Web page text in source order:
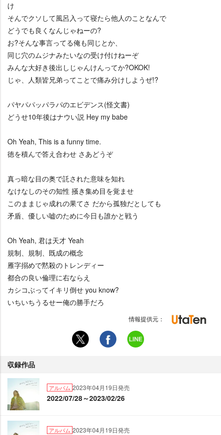
け
そんでクソして風呂入って寝たら他人のことなんで
どうでも良くなんじゃねーの?
お?そんな事言ってる俺も同じとか、
同じ穴のムジナみたいなの受け付けねーぞ
みんな大好き後出しじゃんけんってか?OKOK!
じゃ、人類皆兄弟ってことで痛み分けしようぜ!?
パヤパパッパラパのエビデンス(怪文書)
どうせ10年後はナウい説 Hey my babe
Oh Yeah, This is a funny time.
徳を積んで答え合わせ さあどうぞ
真っ暗な目の奥で託された意味を知れ
なけなしのその知性 掻き集め目を覚ませ
このままじゃ成れの果てさ だから孤独だとしても
矛盾、優しい嘘のために今日も誰かと戦う
Oh Yeah, 君は天才 Yeah
規制、規制、既成の概念
雁字搦めで黙殺のトレンディー
都合の良い倫理に右ならえ
カシコぶってイキリ倒せ you know?
いちいちうるせー俺の勝手だろ
情報提供元：
収録作品
アルバム 2023年04月19日発売
2022/07/28～2023/02/26
アルバム 2023年04月19日発売